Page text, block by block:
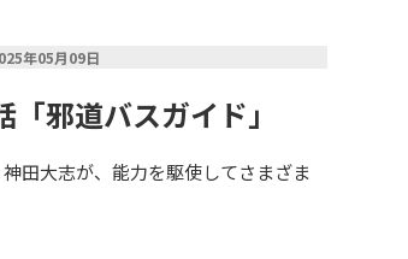
年05月09日
邪道バスガイド」
田大志が、能力を駆使してさまざま